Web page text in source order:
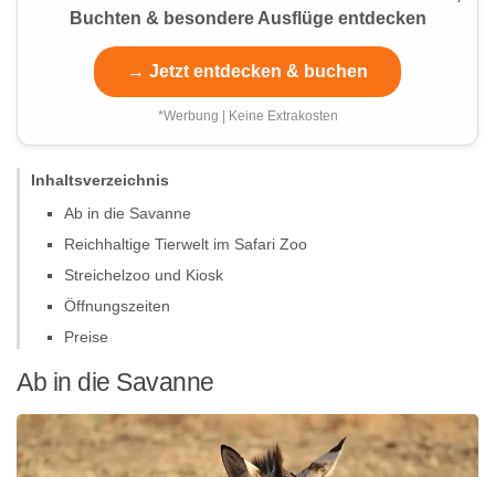
Buchten & besondere Ausflüge entdecken
→ Jetzt entdecken & buchen
*Werbung | Keine Extrakosten
Inhaltsverzeichnis
Ab in die Savanne
Reichhaltige Tierwelt im Safari Zoo
Streichelzoo und Kiosk
Öffnungszeiten
Preise
Ab in die Savanne